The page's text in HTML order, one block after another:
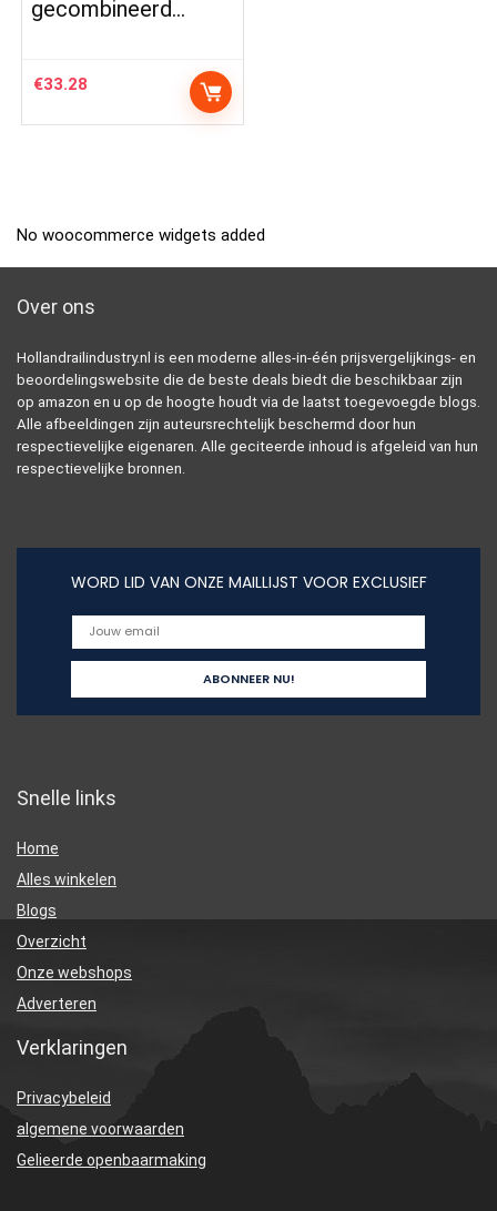
gecombineerd…
€33.28
No woocommerce widgets added
Over ons
Hollandrailindustry.nl is een moderne alles-in-één prijsvergelijkings- en
beoordelingswebsite die de beste deals biedt die beschikbaar zijn
op amazon en u op de hoogte houdt via de laatst toegevoegde blogs.
Alle afbeeldingen zijn auteursrechtelijk beschermd door hun
respectievelijke eigenaren. Alle geciteerde inhoud is afgeleid van hun
respectievelijke bronnen.
WORD LID VAN ONZE MAILLIJST VOOR EXCLUSIEF
Snelle links
Home
Alles winkelen
Blogs
Overzicht
Onze webshops
Adverteren
Verklaringen
Privacybeleid
algemene voorwaarden
Gelieerde openbaarmaking